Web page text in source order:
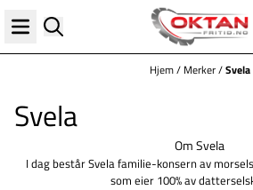
Hopp til innhold
Hjem/ Merker/Svela
Svela
Om Svela
I dag består Svela familie-konsern av
som eier 100% av